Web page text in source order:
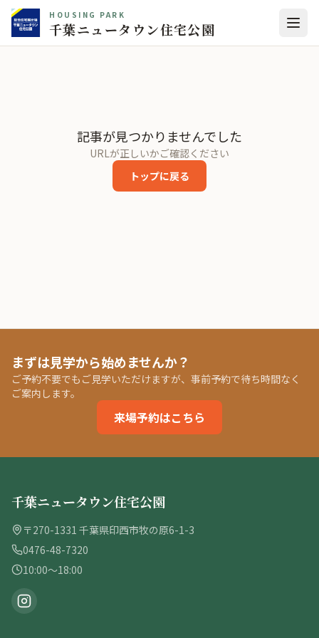
HOUSING PARK
千葉ニュータウン住宅公園
記事が見つかりませんでした
URLが正しいかご確認ください
トップに戻る
まずは見学から始めませんか？
ご予約不要でもご見学いただけますが、事前予約で待ち時間なく
ご案内します。
来場予約はこちら
千葉ニュータウン住宅公園
〒270-1331 千葉県印西市牧の原6-1-3
0476-48-7320
10:00〜18:00